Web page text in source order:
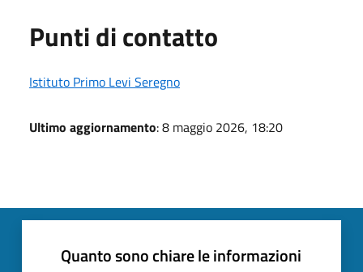
Punti di contatto
Istituto Primo Levi Seregno
Ultimo aggiornamento: 8 maggio 2026, 18:20
Quanto sono chiare le informazioni